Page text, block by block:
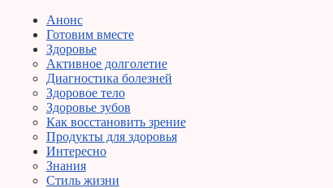
Анонс
Готовим вместе
Здоровье
Активное долголетие
Диагностика болезней
Здоровое тело
Здоровье зубов
Как восстановить зрение
Продукты для здоровья
Интересно
Знания
Стиль жизни